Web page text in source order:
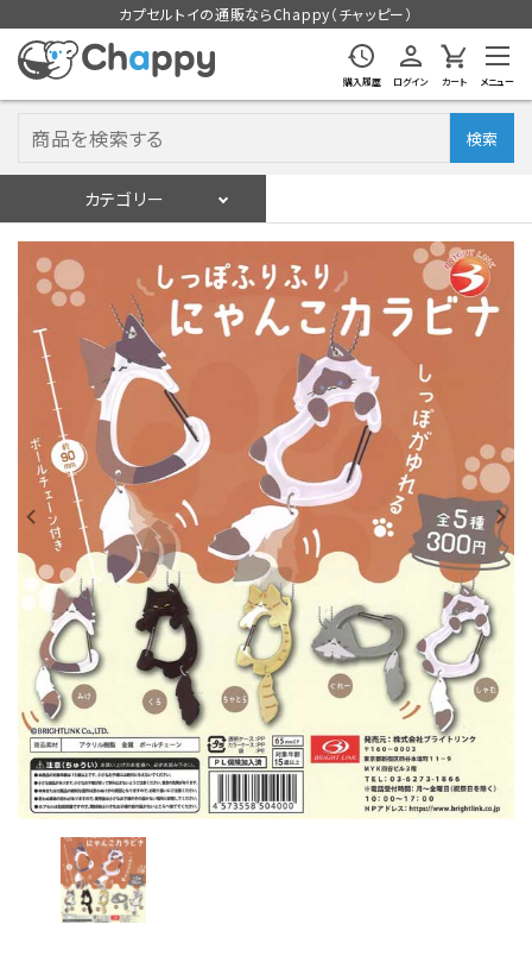
カプセルトイの通販ならChappy（チャッピー）
購入履歴 ログイン カート メニュー
検索
カテゴリー
ログイン
入荷スケジュールをチェック
カプセルトイマシン本体
カプセルトイ
販促用空カプセル
レンタル
景品・玩具・文具
販促用カプセルトイ
よくあるご質問